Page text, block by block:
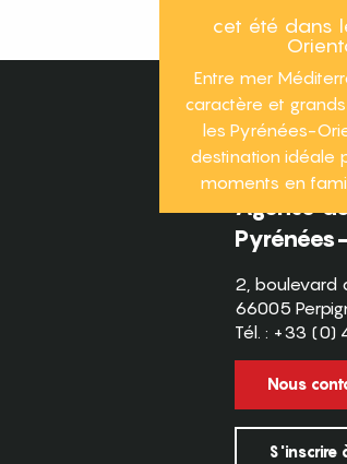
cet été dans
Entre mer
caractère et
les Pyrénées-
destination idéale
moments en
Agence
2, boulevard
66005
Tél. : +33 (0)
Nous
S'inscrire